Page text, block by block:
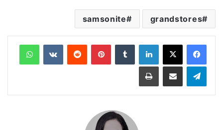
grandstores
samsonite
لينكدإن بينتيريست